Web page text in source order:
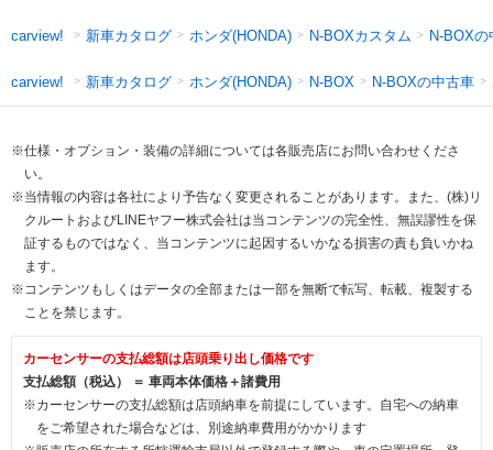
carview! 新車カタログ ホンダ(HONDA) N-BOXカスタム N-BOXの
carview! 新車カタログ ホンダ(HONDA) N-BOX N-BOXの中古車
※仕様・オプション・装備の詳細については各販売店にお問い合わせくださ
い。
※当情報の内容は各社により予告なく変更されることがあります。また、(株)リ
クルートおよびLINEヤフー株式会社は当コンテンツの完全性、無誤謬性を保
証するものではなく、当コンテンツに起因するいかなる損害の責も負いかね
ます。
※コンテンツもしくはデータの全部または一部を無断で転写、転載、複製する
ことを禁じます。
カーセンサーの支払総額は店頭乗り出し価格です
支払総額（税込） ＝ 車両本体価格＋諸費用
※カーセンサーの支払総額は店頭納車を前提にしています。自宅への納車
をご希望された場合などは、別途納車費用がかかります